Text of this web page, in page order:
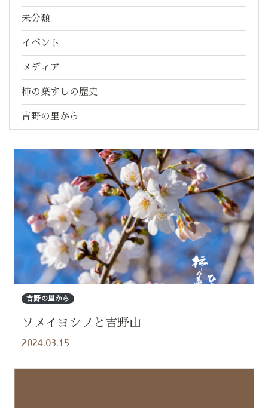
未分類
イベント
メディア
柿の葉すしの歴史
吉野の里から
吉野の里から
ソメイヨシノと吉野山
2024.03.15